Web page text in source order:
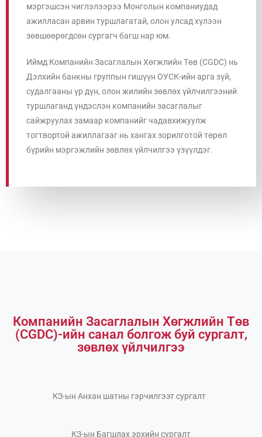
мэргэшсэн чиглэлээрээ Монголын компаниудад
ажилласан арвин туршлагатай, олон улсад хүлээн
зөвшөөрөгдсөн сургагч багш нар юм.
Иймд Компанийн Засаглалын Хөгжлийн Төв (CGDC) нь
Дэлхийн банкны группын гишүүн ОУСК-ийн арга зүй,
судалгааны үр дүн, олон жилийн зөвлөх үйлчилгээний
туршлаганд үндэслэн компанийн засаглалыг
сайжруулах замаар компанийг чадавхижуулж
тогтвортой ажиллагааг нь хангах зорилготой төрөл
бүрийн мэргэжлийн зөвлөх үйлчилгээ үзүүлдэг.
Компанийн Засаглалын Хөгжлийн Төв
(CGDC)-ийн санал болгож буй сургалт,
зөвлөх үйлчилгээ
КЗ-ын Анхан шатны гэрчилгээт сургалт
КЗ-ын Багшлах эрхийн сургалт